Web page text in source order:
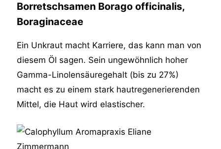
Borretschsamen Borago officinalis,
Boraginaceae
Ein Unkraut macht Karriere, das kann man von
diesem Öl sagen. Sein ungewöhnlich hoher
Gamma-Linolensäuregehalt (bis zu 27%)
macht es zu einem stark hautregenerierenden
Mittel, die Haut wird elastischer.